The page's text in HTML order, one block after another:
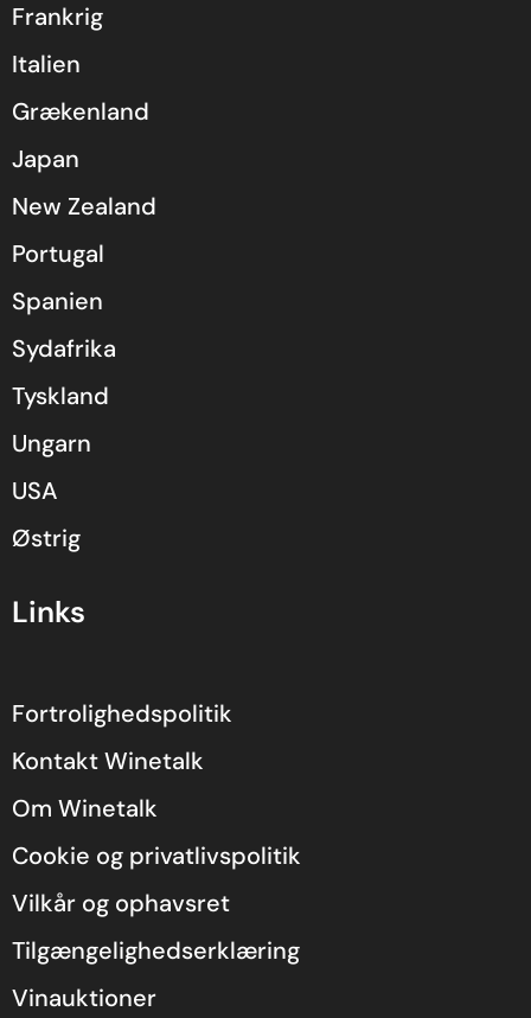
Frankrig
Italien
Grækenland
Japan
New Zealand
Portugal
Spanien
Sydafrika
Tyskland
Ungarn
USA
Østrig
Links
Fortrolighedspolitik
Kontakt Winetalk
Om Winetalk
Cookie og privatlivspolitik
Vilkår og ophavsret
Tilgængelighedserklæring
Vinauktioner